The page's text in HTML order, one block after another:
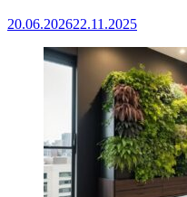
20.06.202622.11.2025